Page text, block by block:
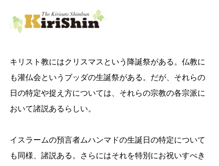
キリスト教にはクリスマスという降誕祭がある。仏教に
も灌仏会というブッダの生誕祭がある。だが、それらの
日の特定や捉え方については、それらの宗教の各宗派に
おいて諸説あるらしい。
イスラームの預言者ムハンマドの生誕日の特定について
も同様、諸説ある。さらにはそれを特別にお祝いすべき